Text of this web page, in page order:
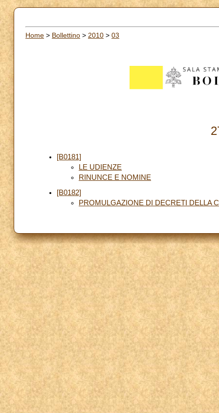
Home > Bollettino > 2010 > 03
[B0181]
LE UDIENZE
RINUNCE E NOMINE
[B0182]
PROMULGAZIONE DI DECRETI DELLA